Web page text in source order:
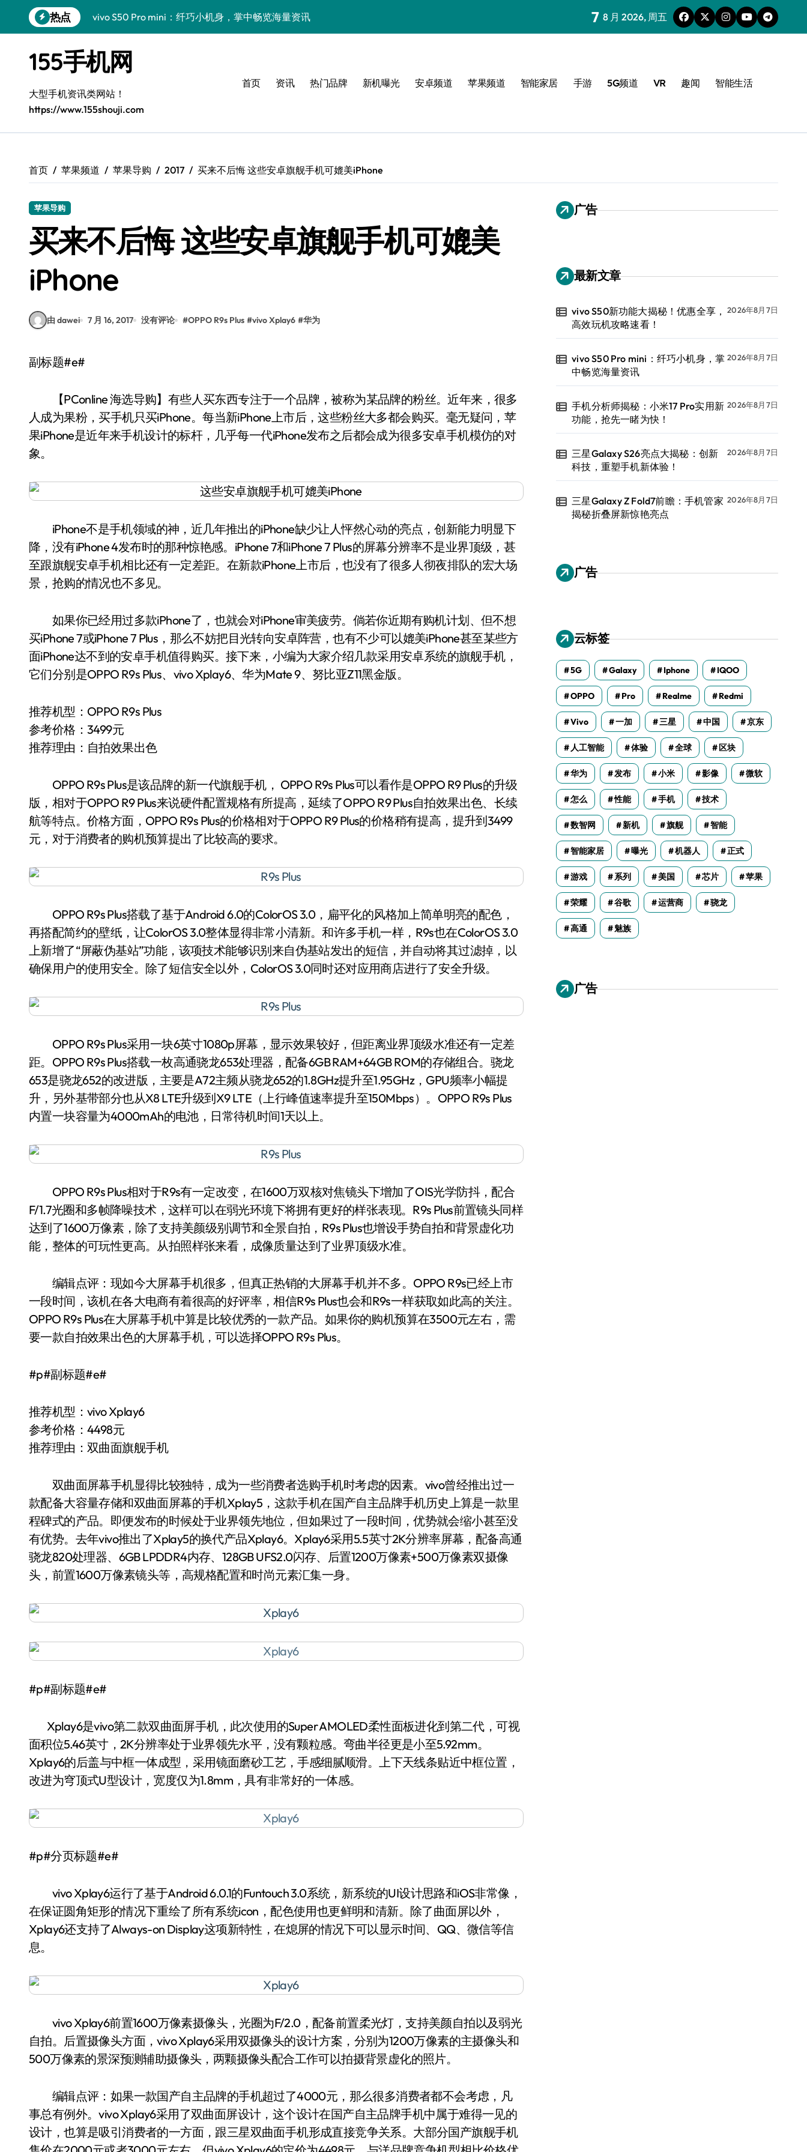
到
热点
vivo S50 Pro mini：纤巧小机身，掌中畅览海量资讯
三星Galaxy S26亮点大揭秘：创新科技，重塑手机新体验！
三星Galaxy Z Fold7前瞻：手机管家揭秘折叠屏新惊艳亮点
S25 Ultra颜值炸裂！定制主题引领潮流新体验
S24+震撼登场，美出新高度！
Galaxy A56 5G登场，时尚与性能双巅峰！
vivo S50新功能大揭秘！优惠全享，高效玩机攻略速看！
7 8 月 2026, 周五
155手机网
大型手机资讯类网站！
https://www.155shouji.com
首页 资讯 热门品牌 新机曝光 安卓频道 苹果频道 智能家居 手游 5G频道 VR 趣闻 智能生活
首页 苹果频道 苹果导购 2017 买来不后悔 这些安卓旗舰手机可媲美iPhone
苹果导购
买来不后悔 这些安卓旗舰手机可媲美
iPhone
由 dawei 7 月 16, 2017 没有评论 #OPPO R9s Plus #vivo Xplay6 #华为
副标题#e#
【PConline 海选导购】有些人买东西专注于一个品牌，被称为某品牌的粉丝。近年来，很多
人成为果粉，买手机只买iPhone。每当新iPhone上市后，这些粉丝大多都会购买。毫无疑问，苹
果iPhone是近年来手机设计的标杆，几乎每一代iPhone发布之后都会成为很多安卓手机模仿的对
象。
iPhone不是手机领域的神，近几年推出的iPhone缺少让人怦然心动的亮点，创新能力明显下
降，没有iPhone 4发布时的那种惊艳感。iPhone 7和iPhone 7 Plus的屏幕分辨率不是业界顶级，甚
至跟旗舰安卓手机相比还有一定差距。在新款iPhone上市后，也没有了很多人彻夜排队的宏大场
景，抢购的情况也不多见。
如果你已经用过多款iPhone了，也就会对iPhone审美疲劳。倘若你近期有购机计划、但不想
买iPhone 7或iPhone 7 Plus，那么不妨把目光转向安卓阵营，也有不少可以媲美iPhone甚至某些方
面iPhone达不到的安卓手机值得购买。接下来，小编为大家介绍几款采用安卓系统的旗舰手机，
它们分别是OPPO R9s Plus、vivo Xplay6、华为Mate 9、努比亚Z11黑金版。
推荐机型：OPPO R9s Plus
参考价格：3499元
推荐理由：自拍效果出色
OPPO R9s Plus是该品牌的新一代旗舰手机， OPPO R9s Plus可以看作是OPPO R9 Plus的升级
版，相对于OPPO R9 Plus来说硬件配置规格有所提高，延续了OPPO R9 Plus自拍效果出色、长续
航等特点。价格方面，OPPO R9s Plus的价格相对于OPPO R9 Plus的价格稍有提高，提升到3499
元，对于消费者的购机预算提出了比较高的要求。
OPPO R9s Plus搭载了基于Android 6.0的ColorOS 3.0，扁平化的风格加上简单明亮的配色，
再搭配简约的壁纸，让ColorOS 3.0整体显得非常小清新。和许多手机一样，R9s也在ColorOS 3.0
上新增了“屏蔽伪基站”功能，该项技术能够识别来自伪基站发出的短信，并自动将其过滤掉，以
确保用户的使用安全。除了短信安全以外，ColorOS 3.0同时还对应用商店进行了安全升级。
OPPO R9s Plus采用一块6英寸1080p屏幕，显示效果较好，但距离业界顶级水准还有一定差
距。OPPO R9s Plus搭载一枚高通骁龙653处理器，配备6GB RAM+64GB ROM的存储组合。骁龙
653是骁龙652的改进版，主要是A72主频从骁龙652的1.8GHz提升至1.95GHz，GPU频率小幅提
升，另外基带部分也从X8 LTE升级到X9 LTE（上行峰值速率提升至150Mbps）。OPPO R9s Plus
内置一块容量为4000mAh的电池，日常待机时间1天以上。
OPPO R9s Plus相对于R9s有一定改变，在1600万双核对焦镜头下增加了OIS光学防抖，配合
F/1.7光圈和多帧降噪技术，这样可以在弱光环境下将拥有更好的样张表现。R9s Plus前置镜头同样
达到了1600万像素，除了支持美颜级别调节和全景自拍，R9s Plus也增设手势自拍和背景虚化功
能，整体的可玩性更高。从拍照样张来看，成像质量达到了业界顶级水准。
编辑点评：现如今大屏幕手机很多，但真正热销的大屏幕手机并不多。OPPO R9s已经上市
一段时间，该机在各大电商有着很高的好评率，相信R9s Plus也会和R9s一样获取如此高的关注。
OPPO R9s Plus在大屏幕手机中算是比较优秀的一款产品。如果你的购机预算在3500元左右，需
要一款自拍效果出色的大屏幕手机，可以选择OPPO R9s Plus。
#p#副标题#e#
推荐机型：vivo Xplay6
参考价格：4498元
推荐理由：双曲面旗舰手机
双曲面屏幕手机显得比较独特，成为一些消费者选购手机时考虑的因素。vivo曾经推出过一
款配备大容量存储和双曲面屏幕的手机Xplay5，这款手机在国产自主品牌手机历史上算是一款里
程碑式的产品。即便发布的时候处于业界领先地位，但如果过了一段时间，优势就会缩小甚至没
有优势。去年vivo推出了Xplay5的换代产品Xplay6。Xplay6采用5.5英寸2K分辨率屏幕，配备高通
骁龙820处理器、6GB LPDDR4内存、128GB UFS2.0闪存、后置1200万像素+500万像素双摄像
头，前置1600万像素镜头等，高规格配置和时尚元素汇集一身。
#p#副标题#e#
Xplay6是vivo第二款双曲面屏手机，此次使用的Super AMOLED柔性面板进化到第二代，可视
面积位5.46英寸，2K分辨率处于业界领先水平，没有颗粒感。弯曲半径更是小至5.92mm。
Xplay6的后盖与中框一体成型，采用镜面磨砂工艺，手感细腻顺滑。上下天线条贴近中框位置，
改进为穹顶式U型设计，宽度仅为1.8mm，具有非常好的一体感。
#p#分页标题#e#
vivo Xplay6运行了基于Android 6.0.1的Funtouch 3.0系统，新系统的UI设计思路和iOS非常像，
在保证圆角矩形的情况下重绘了所有系统icon，配色使用也更鲜明和清新。除了曲面屏以外，
Xplay6还支持了Always-on Display这项新特性，在熄屏的情况下可以显示时间、QQ、微信等信
息。
vivo Xplay6前置1600万像素摄像头，光圈为F/2.0，配备前置柔光灯，支持美颜自拍以及弱光
自拍。后置摄像头方面，vivo Xplay6采用双摄像头的设计方案，分别为1200万像素的主摄像头和
500万像素的景深预测辅助摄像头，两颗摄像头配合工作可以拍摄背景虚化的照片。
编辑点评：如果一款国产自主品牌的手机超过了4000元，那么很多消费者都不会考虑，凡
事总有例外。vivo Xplay6采用了双曲面屏设计，这个设计在国产自主品牌手机中属于难得一见的
设计，也算是吸引消费者的一方面，跟三星双曲面手机形成直接竞争关系。大部分国产旗舰手机
广告
最新文章
vivo S50新功能大揭秘！优惠全享，
高效玩机攻略速看！
2026年8月7日
vivo S50 Pro mini：纤巧小机身，掌
中畅览海量资讯
2026年8月7日
手机分析师揭秘：小米17 Pro实用新
功能，抢先一睹为快！
2026年8月7日
三星Galaxy S26亮点大揭秘：创新
科技，重塑手机新体验！
2026年8月7日
三星Galaxy Z Fold7前瞻：手机管家
揭秘折叠屏新惊艳亮点
2026年8月7日
广告
云标签
5G Galaxy Iphone IQOO
OPPO Pro Realme Redmi
Vivo 一加 三星 中国 京东
人工智能 体验 全球 区块
华为 发布 小米 影像 微软
怎么 性能 手机 技术
数智网 新机 旗舰 智能
智能家居 曝光 机器人 正式
游戏 系列 美国 芯片 苹果
荣耀 谷歌 运营商 骁龙
高通 魅族
广告